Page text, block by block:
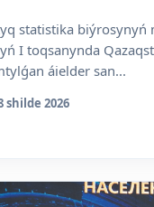
statistika biýrosynyń
I toqsanynda
áielder san...
shilde 2026